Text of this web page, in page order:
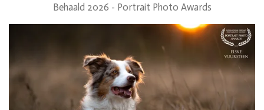
Behaald 2026 - Portrait Photo Awards